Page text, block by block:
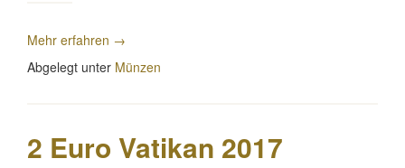
Mehr erfahren „KMS
2017“
→
Abgelegt unter Münzen
2 Euro Vatikan 2017